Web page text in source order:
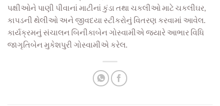
પક્ષીઓને પાણી પીવાનાં માટીનાં કુંડા તથા ચકલીઓમાટે ચકલીઘર,
કાપડની થેલીઓ અને જીવદયા સ્ટીકરોનું વિતરણ કરવામાં આવેલ.
કાર્યક્રમનું સંચાલન બિનીકાબેન ગોસ્વામીએ જયારે આભાર વિધિ
જાગૃતિબેન મુકેશપુરી ગોસ્વામીએ કરેલ.